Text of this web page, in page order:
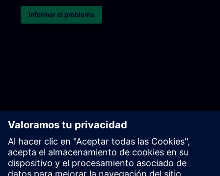
Informar el problema